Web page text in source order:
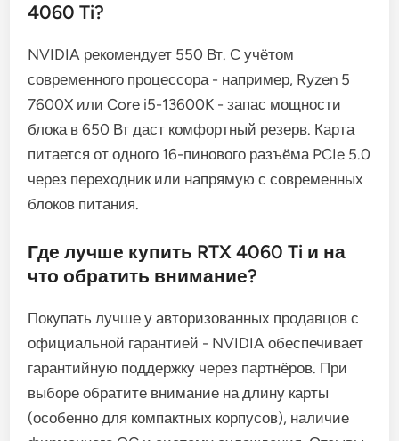
4060 Ti?
NVIDIA рекомендует 550 Вт. С учётом
современного процессора - например, Ryzen 5
7600X или Core i5-13600K - запас мощности
блока в 650 Вт даст комфортный резерв. Карта
питается от одного 16-пинового разъёма PCIe 5.0
через переходник или напрямую с современных
блоков питания.
Где лучше купить RTX 4060 Ti и на
что обратить внимание?
Покупать лучше у авторизованных продавцов с
официальной гарантией - NVIDIA обеспечивает
гарантийную поддержку через партнёров. При
выборе обратите внимание на длину карты
(особенно для компактных корпусов), наличие